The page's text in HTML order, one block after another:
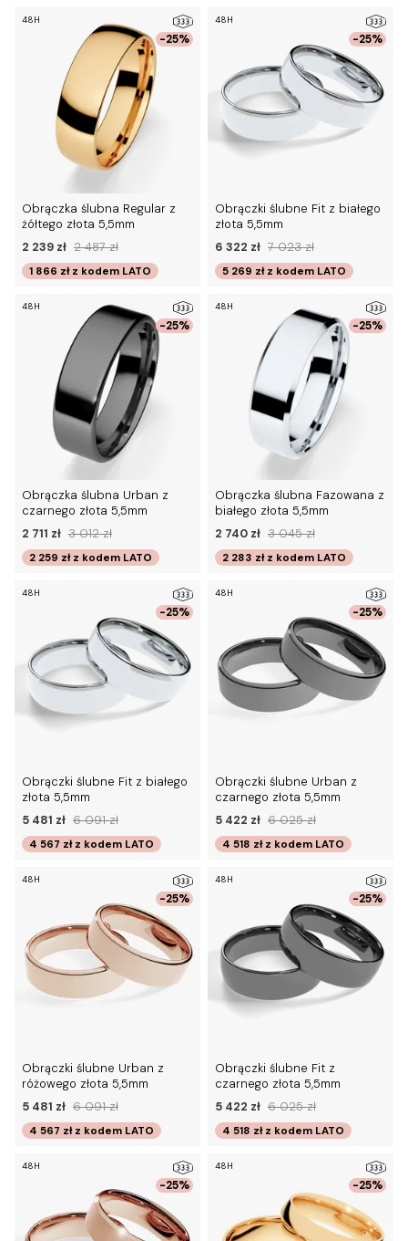
-25%
48H
Obrączka ślubna Regular z
żółtego złota 5,5mm
2 239 zł 2 487 zł
1 866 zł z kodem LATO
-25%
48H
Obrączki ślubne Fit z białego
złota 5,5mm
6 322 zł 7 023 zł
5 269 zł z kodem LATO
-25%
48H
Obrączka ślubna Urban z
czarnego złota 5,5mm
2 711 zł 3 012 zł
2 259 zł z kodem LATO
-25%
48H
Obrączka ślubna Fazowana z
białego złota 5,5mm
2 740 zł 3 045 zł
2 283 zł z kodem LATO
-25%
48H
Obrączki ślubne Fit z białego
złota 5,5mm
5 481 zł 6 091 zł
4 567 zł z kodem LATO
-25%
48H
Obrączki ślubne Urban z
czarnego złota 5,5mm
5 422 zł 6 025 zł
4 518 zł z kodem LATO
-25%
48H
Obrączki ślubne Urban z
różowego złota 5,5mm
5 481 zł 6 091 zł
4 567 zł z kodem LATO
-25%
48H
Obrączki ślubne Fit z
czarnego złota 5,5mm
5 422 zł 6 025 zł
4 518 zł z kodem LATO
-25%
48H
-25%
48H